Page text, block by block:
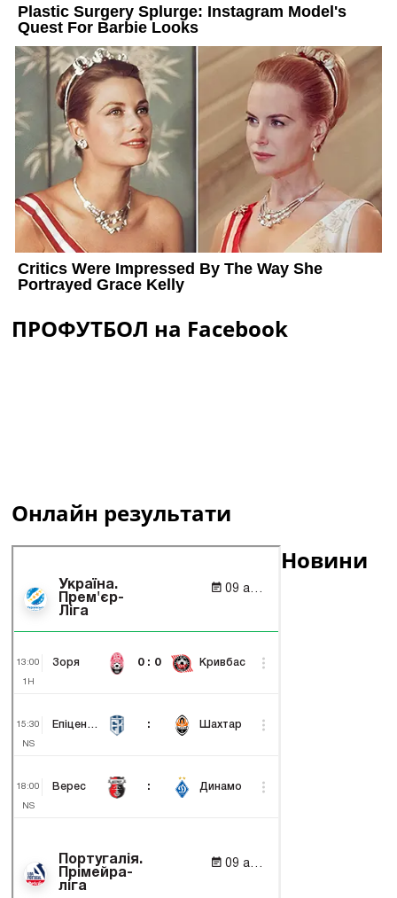
ПРОФУТБОЛ на Facebook
Онлайн результати
Новини